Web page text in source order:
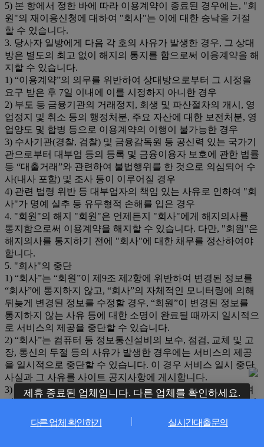
제휴 종료된 업체입니다. 다른 업체를 확인하세요.
다른 업체 확인하기 실시간대출문의
5) 본 항에서 정한 바에 따라 이용계약이 종료된 경우에는, "회
원"의 재이용신청에 대하여 "회사"는 이에 대한 승낙을 거절
할 수 있습니다.
3. 당사자 일방에게 다음 각 호의 사유가 발생한 경우, 그 상대
방은 별도의 최고 없이 해지의 통지를 함으로써 이용계약을 해
지할 수 있습니다.
1) “이용계약”의 의무를 위반하여 상대방으로부터 그 시정을
요구 받은 후 7일 이내에 이를 시정하지 아니한 경우
2) 부도 등 금융기관의 거래정지, 회생 및 파산절차의 개시, 영
업정지 및 취소 등의 행정처분, 주요 자산에 대한 보전처분, 영
업양도 및 합병 등으로 이용계약의 이행이 불가능한 경우
3) 수사기관(경찰, 검찰) 및 금융감독원 등 공신력 있는 국가기
관으로부터 대부업 등의 등록 및 금융이용자 보호에 관한 법률
등 “대출거래”와 관련하여 불법행위를 한 것으로 의심되어 수
사(내사 포함) 및 조사 등이 이루어질 경우
4) 관련 법령 위반 등 대부업자의 책임 있는 사유로 인하여 "회
사"가 명예 실추 등 유무형적 손해를 입은 경우
4. "회원"의 해지 "회원"은 언제든지 "회사"에게 해지의사를
통지함으로써 이용계약을 해지할 수 있습니다. 다만, "회원"은
해지의사를 통지하기 전에 "회사"에 대한 채무를 정산하여야
합니다.
5. "회사"의 중단
1) “회사”는 “회원”이 제9조 제2항에 위반하여 변경된 정보를
“회사”에 통지하지 않고, “회사”의 자체적인 모니터링에 의해
뒤늦게 변경된 정보를 수정할 경우, “회원”이 변경된 정보를
통지하지 않는 사유 등에 대한 소명이 완료될 때까지 일시적으
로 서비스의 제공을 중단할 수 있습니다.
2) “회사”는 컴퓨터 등 정보통신설비의 보수, 점검, 교체 및 고
장, 통신의 두절 등의 사유가 발생한 경우에는 서비스의 제공
을 일시적으로 중단할 수 있습니다. 이 경우 서비스 일시 중단
사실과 그 사유를 사이트 공지사항에 게시합니다.
3) “회사"는 천재지변 또는 이에 준하는 불가항력으로 인하여
서비스를 제공할 수 없는 경우에는 서비스의 제공을 제한하거